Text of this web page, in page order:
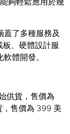
蓋了多種服務及
、硬體設計服
體開發。
供貨 ，售價為
，售價為 399 美